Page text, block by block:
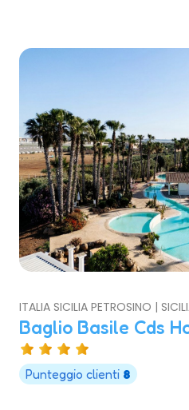
ITALIA SICILIA PETROSINO |
Baglio Basile Cds
Punteggio clienti 8